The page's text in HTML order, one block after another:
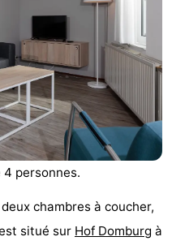
4 personnes.
chambres à coucher,
situé sur Hof Domburg à